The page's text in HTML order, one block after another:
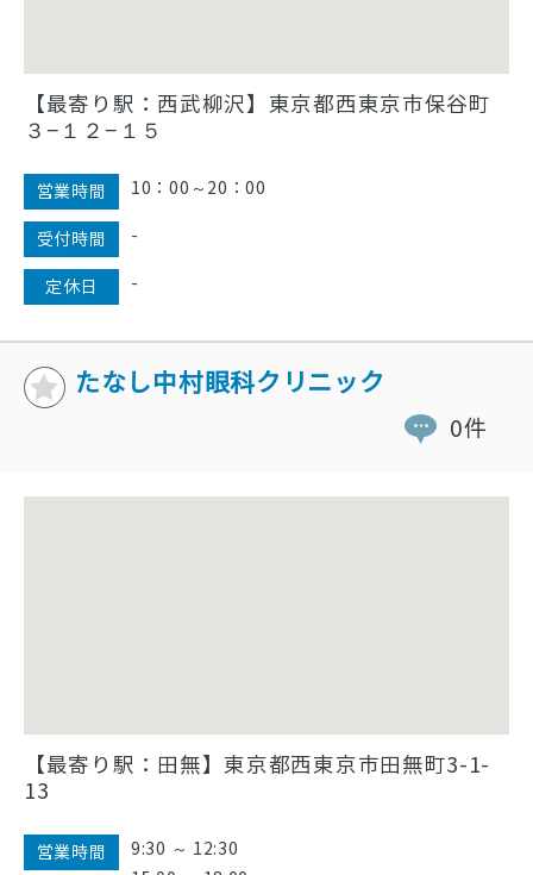
【最寄り駅：西武柳沢】東京都西東京市保谷町
３−１２−１５
営業時間 10：00～20：00
受付時間 -
定休日 -
たなし中村眼科クリニック
0件
【最寄り駅：田無】東京都西東京市田無町3-1-
13
営業時間
9:30 ～ 12:30